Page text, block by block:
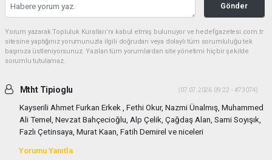
Gönder
Yorum yazarak Topluluk Kuralları’nı kabul etmiş bulunuyor ve hedefgazetesi.com.tr
sitesine yaptığınız yorumunuzla ilgili doğrudan veya dolaylı tüm sorumluluğu tek
başınıza üstleniyorsunuz. Yazılan tüm yorumlardan site yönetimi hiçbir şekilde
sorumlu tutulamaz.
Mtht Tipioglu (07.07.2026 09:22 - #73074)
Kayserili Ahmet Furkan Erkek , Fethi Okur, Nazmi Ünalmış, Muhammed
Ali Temel, Nevzat Bahçecioğlu, Alp Çelik, Çağdaş Alan, Sami Soyışık,
Fazlı Çetinsaya, Murat Kaan, Fatih Demirel ve niceleri
Yorumu Yanıtla